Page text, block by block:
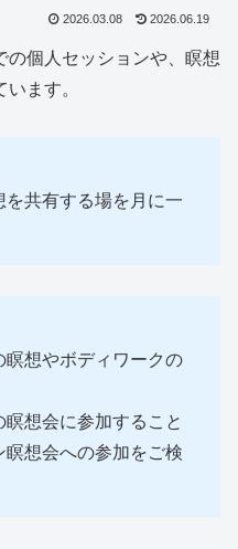
2026.03.08 2026.06.19
の個人セッションや、瞑想
ます。
共有する場を月に一
想やボディワークの
想会に参加すること
想会への参加をご検